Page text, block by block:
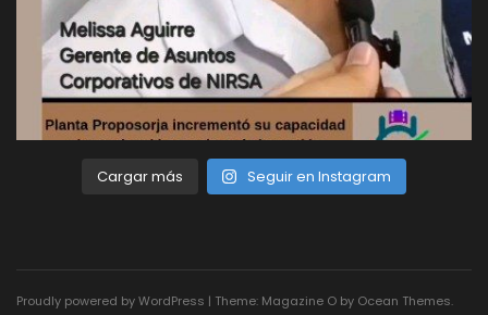
Cargar más Seguir en Instagram
Proudly powered by WordPress | Theme: Magazine O by Ocean Themes.